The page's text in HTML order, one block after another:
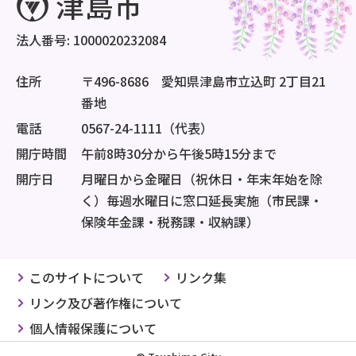
法人番号: 1000020232084
住所
〒496-8686 愛知県津島市立込町 2丁目21
番地
電話
0567-24-1111（代表）
開庁時間
午前8時30分から午後5時15分まで
開庁日
月曜日から金曜日（祝休日・年末年始を除
く）毎週水曜日に窓口延長実施（市民課・
保険年金課・税務課・収納課）
このサイトについて
リンク集
リンク及び著作権について
個人情報保護について